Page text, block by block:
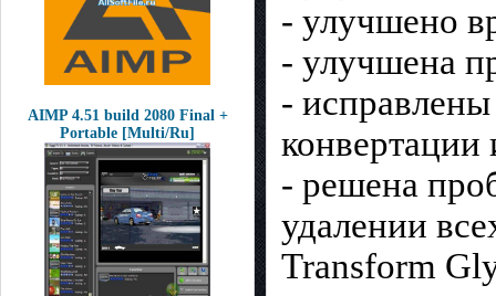
AIMP 4.51 build 2080 Final +
Portable [Multi/Ru]
- улучшено
- улучшена
-
- решена
удалении
Transform